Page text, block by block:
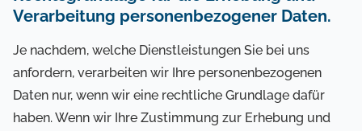
Verarbeitung personenbezogener Daten.
Je nachdem, welche Dienstleistungen Sie bei uns
anfordern, verarbeiten wir Ihre personenbezogenen
Daten nur, wenn wir eine rechtliche Grundlage dafür
haben. Wenn wir Ihre Zustimmung zur Erhebung und